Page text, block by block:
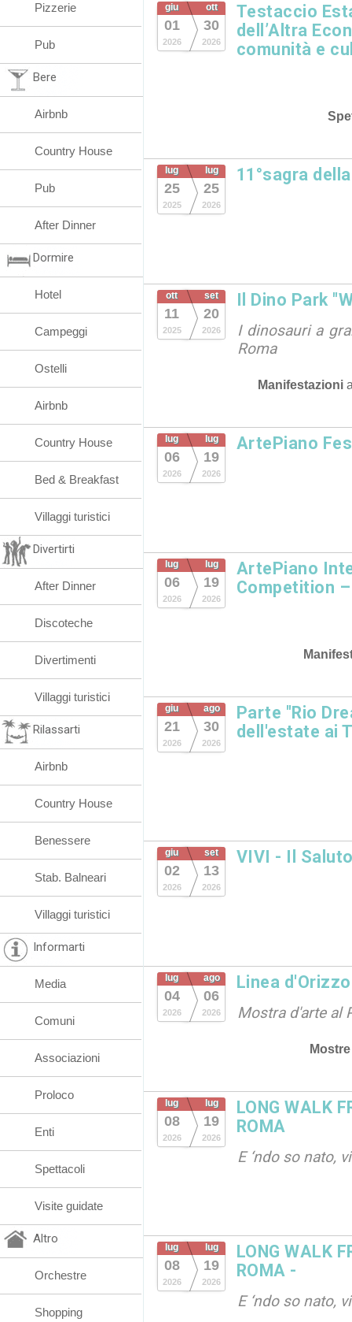
giu
01
2026
ott
30
2026
Testaccio
dell’Altra
comunità e
lug
25
2025
lug
25
2026
11°sagra
ott
11
2025
set
20
2026
Il Dino Park
I dinosauri a
Roma
Manifestazioni
lug
06
2026
lug
19
2026
ArtePiano
lug
06
2026
lug
19
2026
ArtePiano
Competition
giu
21
2026
ago
30
2026
Parte "Rio
dell'estate ai
giu
02
2026
set
13
2026
VIVI - Il
lug
04
2026
ago
06
2026
Linea
Mostra d'arte al
Mostre
lug
08
2026
lug
19
2026
LONG WALK
ROMA
E ‘ndo so nato,
lug
08
2026
lug
19
2026
LONG WALK
ROMA -
E ‘ndo so nato,
Pizzerie
Pub
Bere
Airbnb
Country House
Pub
After Dinner
Dormire
Hotel
Campeggi
Ostelli
Airbnb
Country House
Bed & Breakfast
Villaggi turistici
Divertirti
After Dinner
Discoteche
Divertimenti
Villaggi turistici
Rilassarti
Airbnb
Country House
Benessere
Stab. Balneari
Villaggi turistici
Informarti
Media
Comuni
Associazioni
Proloco
Enti
Spettacoli
Visite guidate
Altro
Orchestre
Shopping